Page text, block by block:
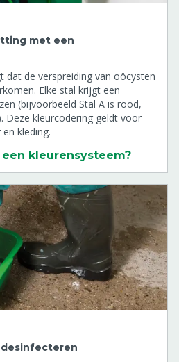
met een
dat de verspreiding van oöcysten
Elke stal krijgt een
(bijvoorbeeld Stal A is rood,
Deze kleurcodering geldt voor
kleding.
kleurensysteem?